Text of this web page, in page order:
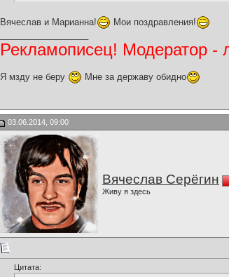
Вячеслав и Марианна!
Мои поздравления!
Рекламописец! Модератор -
Я мзду не беру Мне за державу обидно
03.06.2014, 09:00
Вячеслав Серёгин
Живу я здесь
Цитата: